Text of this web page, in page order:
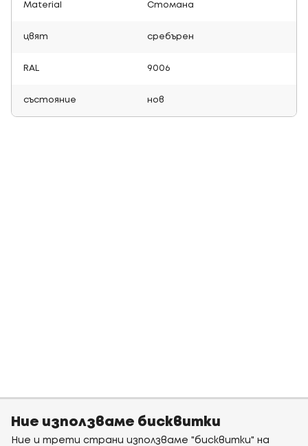
Material Стомана
цвят сребърен
RAL 9006
състояние нов
Ние използваме бисквитки
Ние и трети страни използваме "бисквитки" на